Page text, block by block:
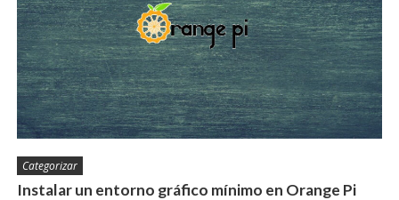
Categorizar
Instalar un entorno gráfico mínimo en Orange Pi